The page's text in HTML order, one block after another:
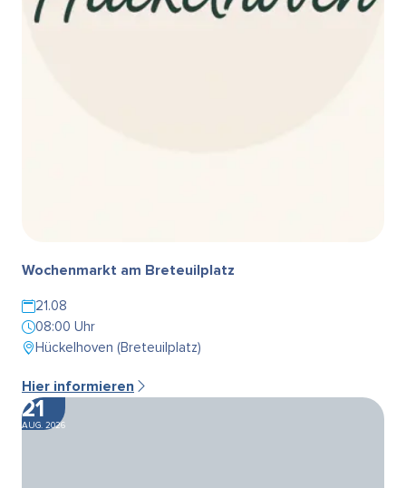
Wochenmarkt am Breteuilplatz
21.08
08:00 Uhr
Hückelhoven (Breteuilplatz)
Hier informieren
21
AUG. 2026